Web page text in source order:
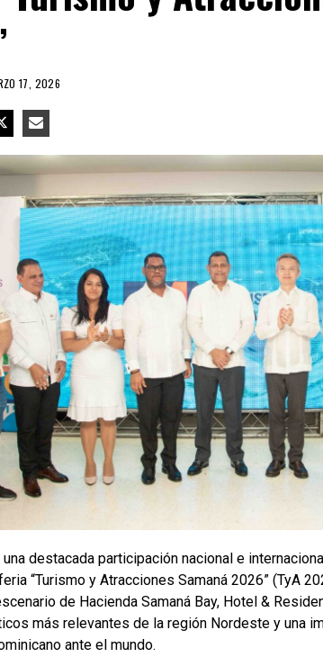
17, 2026
una destacada participación nacional e
“Turismo y Atracciones Samaná 2026” (TyA
de Hacienda Samaná Bay, Hotel &
más relevantes de la región Nordeste y una
ante el mundo.